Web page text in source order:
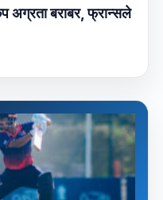
अग्रता बराबर, फ्रान्सले